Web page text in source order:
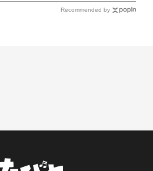
Recommended by